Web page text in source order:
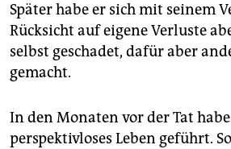
Später habe er sich mit seinem
Rücksicht auf eigene Verluste
selbst geschadet, dafür aber
gemacht.
In den Monaten vor der Tat
perspektivloses Leben geführt.